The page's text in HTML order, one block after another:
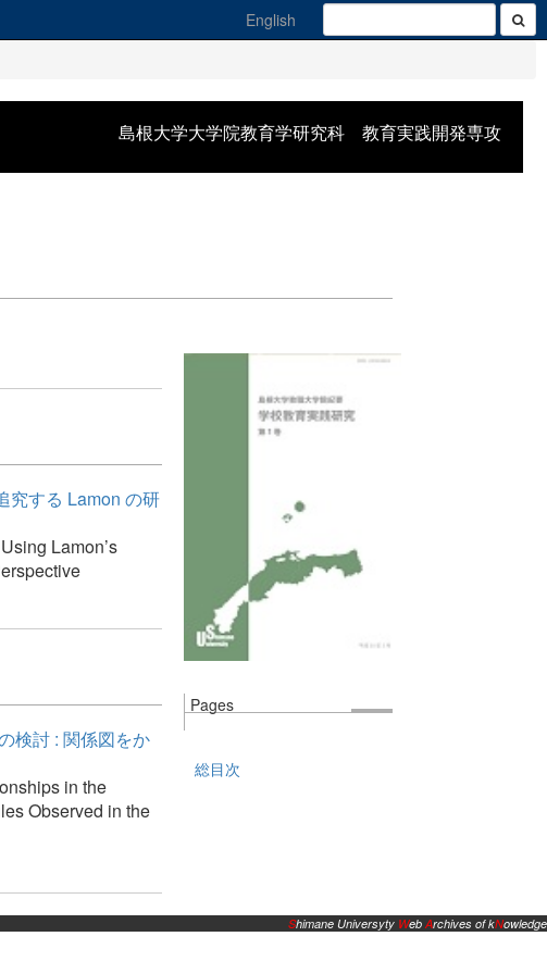
English
島根大学大学院教育学研究科 教育実践開発専攻
究する Lamon の研
Lamon’s
検討 : 関係図をか
in the
Observed in the
Pages
総目次
Shimane Universyty WebArchives of kNowledge